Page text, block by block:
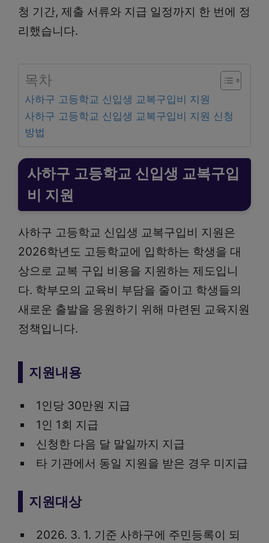
청 기간, 제출 서류와 지급 일정까지 한 번에 정
리했습니다.
목차
사하구 고등학교 신입생 교복구입비 지원
사하구 고등학교 신입생 교복구입비 지원 신청
방법
사하구 고등학교 신입생 교복구입
비 지원
사하구 고등학교 신입생 교복구입비 지원은
2026학년도 고등학교에 입학하는 학생을 대
상으로 교복 구입 비용을 지원하는 제도입니
다. 학부모의 교육비 부담을 줄이고 학생들의
새로운 출발을 응원하기 위해 마련된 교육지원
정책입니다.
지원내용
1인당 30만원 지급
1인 1회 지급
신청한 다음 달 말일까지 지급
타 기관에서 동일 지원을 받은 경우 미지급
지원대상
2026. 3. 1. 기준 사하구에 주민등록이 되